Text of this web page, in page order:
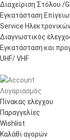
Διαχείριση Στόλου /
Εγκατάσταση
Service
Διαγνωστικός
Εγκατάσταση και
UHF/ VHF
Λογαριασμός
Πίνακας ελέγχου
Παραγγελίες
Wishlist
Καλάθι αγορών